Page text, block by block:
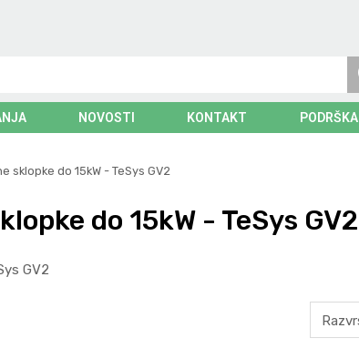
NOVOSTI KONTAKT PODRŠKA
sklopke do 15kW - TeSys GV2
do 15kW - TeSys GV2
GV2